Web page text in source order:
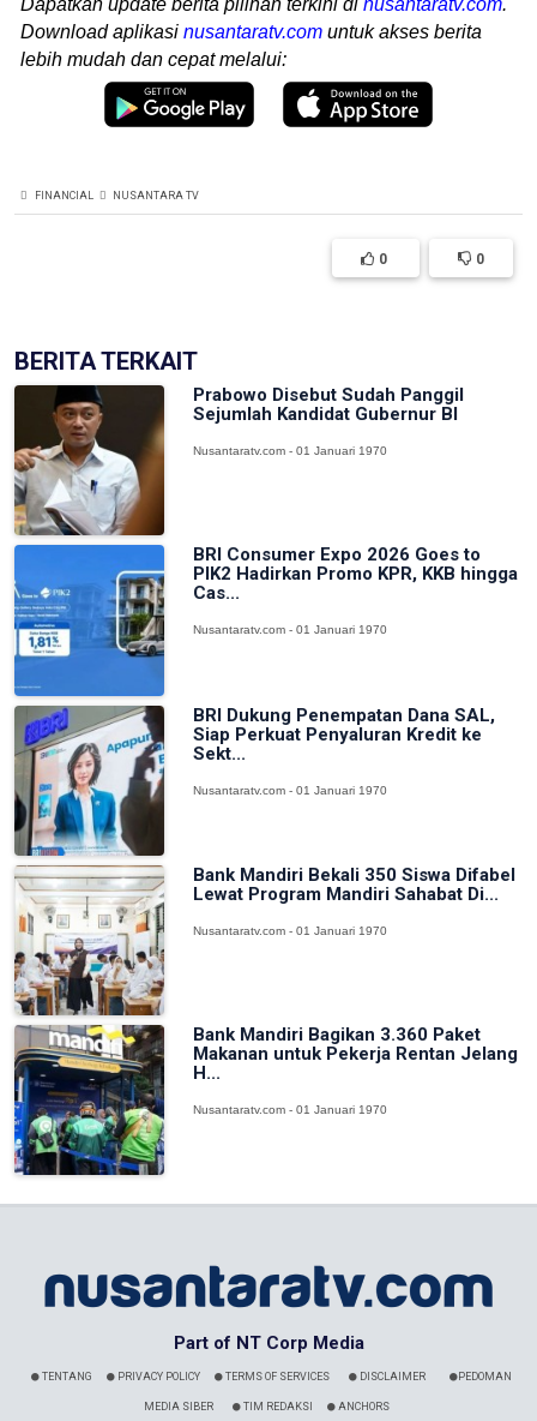
Dapatkan update berita pilihan terkini di nusantaratv.com.
Download aplikasi nusantaratv.com untuk akses berita
lebih mudah dan cepat melalui:
FINANCIAL NUSANTARA TV
0 0
BERITA TERKAIT
Prabowo Disebut Sudah Panggil
Sejumlah Kandidat Gubernur BI
Nusantaratv.com - 01 Januari 1970
BRI Consumer Expo 2026 Goes to
PIK2 Hadirkan Promo KPR, KKB hingga
Cas...
Nusantaratv.com - 01 Januari 1970
BRI Dukung Penempatan Dana SAL,
Siap Perkuat Penyaluran Kredit ke
Sekt...
Nusantaratv.com - 01 Januari 1970
Bank Mandiri Bekali 350 Siswa Difabel
Lewat Program Mandiri Sahabat Di...
Nusantaratv.com - 01 Januari 1970
Bank Mandiri Bagikan 3.360 Paket
Makanan untuk Pekerja Rentan Jelang
H...
Nusantaratv.com - 01 Januari 1970
Part of NT Corp Media
TENTANG PRIVACY POLICY TERMS OF SERVICES DISCLAIMER PEDOMAN
MEDIA SIBER TIM REDAKSI ANCHORS